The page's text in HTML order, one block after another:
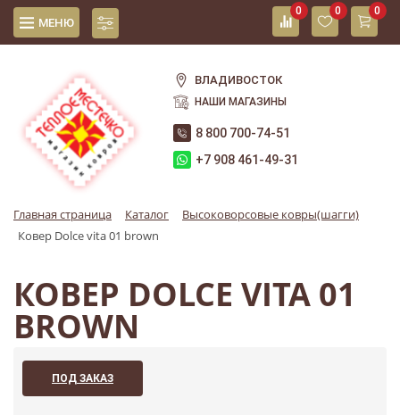
МЕНЮ
0 0 0
ВЛАДИВОСТОК
НАШИ МАГАЗИНЫ
8 800 700-74-51
+7 908 461-49-31
Главная страница Каталог
Высоковорсовые ковры(шагги)
Ковер Dolce vita 01 brown
КОВЕР DOLCE VITA 01
BROWN
ПОД ЗАКАЗ